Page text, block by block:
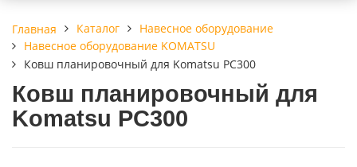
Главная Каталог
Навесное оборудование
Навесное оборудование KOMATSU
Ковш планировочный для Komatsu PC300
Ковш планировочный для
Komatsu PC300